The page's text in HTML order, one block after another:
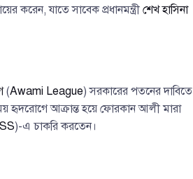
করেন, যাতে সাবেক প্রধানমন্ত্রী শেখ হাসিনা
(Awami League) সরকারের পতনের দাবিতে
হৃদরোগে আক্রান্ত হয়ে ফোরকান আলী মারা
)-এ চাকরি করতেন।